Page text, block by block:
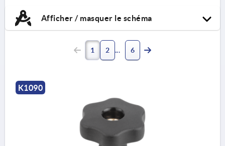
Afficher / masquer le schéma
1 2 6
K1090